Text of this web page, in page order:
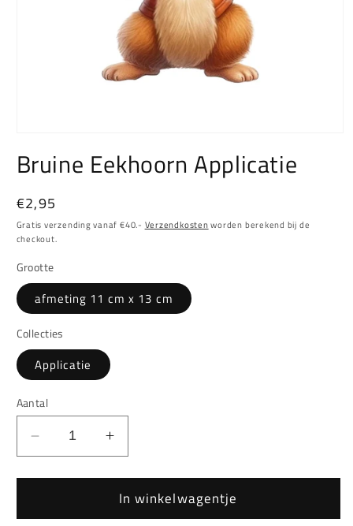
openen
in
Bruine Eekhoorn Applicatie
Normale
prijs
€2,95
Gratis verzending vanaf €40.- Verzendkostenworden berekend bij de
checkout.
Grootte
afmeting 11 cm x 13 cm
Collecties
Applicatie
Aantal
Aantal
verlagen
voor
Eekhoorn
Aantal
verhogen
voor
Bruine
Eekhoorn
In winkelwagentje